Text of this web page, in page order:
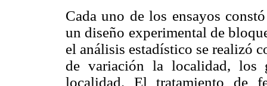
Cada uno de los ensayos
un diseño experimental de
el análisis estadístico se realizó
de variación la localidad, los
localidad. El tratamiento de